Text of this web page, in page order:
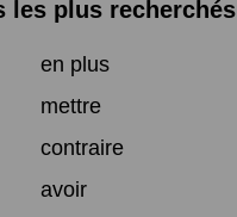
les plus recherchés
en plus
mettre
contraire
avoir